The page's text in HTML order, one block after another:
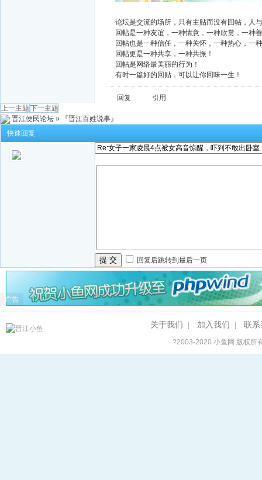
论坛是交流的场所，只有主贴而没有回帖，人
回帖是一种友谊，一种情意，一种欣赏，一种
回帖也是一种信任，一种关怀，一种热心，一
回帖更是一种共享，一种共振！
回帖是网络最美丽的行为！
有时一篇好的回贴，可以让你回味一生！
回复
引用
上一主题 下一主题
晋江便民论坛 »
『晋江百姓说事』
快速回复
提 交 回复后跳转到最后一页
广告
关于我们 加入我们 联系
?2003-2020小鱼网 版权所